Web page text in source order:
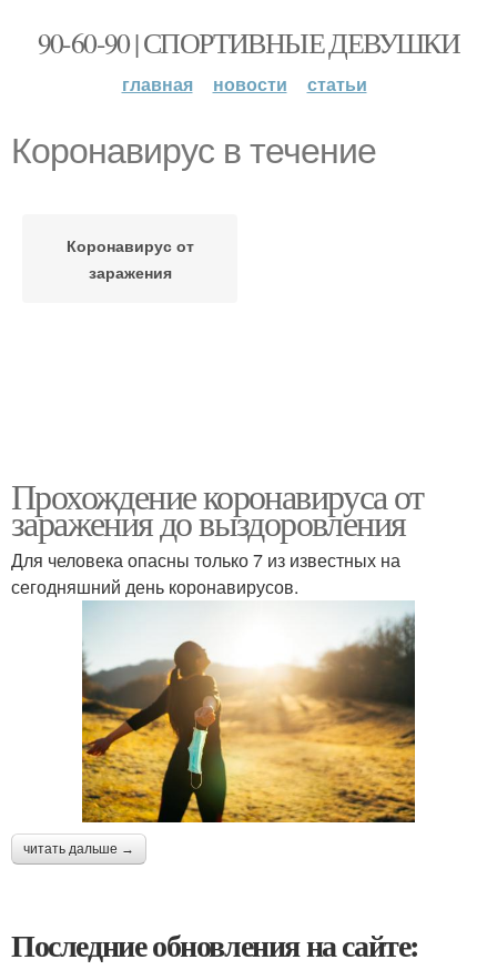
90-60-90 | СПОРТИВНЫЕ ДЕВУШКИ
главная новости статьи
Коронавирус в течение
Коронавирус от
заражения
Прохождение коронавируса от
заражения до выздоровления
Для человека опасны только 7 из известных на
сегодняшний день коронавирусов.
читать дальше →
Последние обновления на сайте: